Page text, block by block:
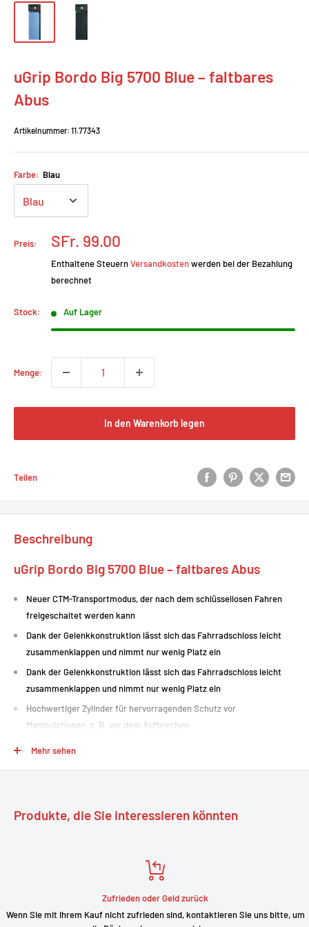
uGrip Bordo Big 5700 Blue – faltbares
Abus
Artikelnummer: 11.77343
Farbe: Blau
Preis:
Prix
réduit
SFr. 99.00
Enthaltene SteuernVersandkostenwerden bei der Bezahlung
berechnet
Stock: Auf Lager
Menge:
In den Warenkorb legen
Teilen
Beschreibung
uGrip Bordo Big 5700 Blue – faltbares Abus
Neuer CTM-Transportmodus, der nach dem schlüssellosen Fahren
freigeschaltet werden kann
Dank der Gelenkkonstruktion lässt sich das Fahrradschloss leicht
zusammenklappen und nimmt nur wenig Platz ein
Dank der Gelenkkonstruktion lässt sich das Fahrradschloss leicht
zusammenklappen und nimmt nur wenig Platz ein
Hochwertiger Zylinder für hervorragenden Schutz vor
Manipulationen, z. B. vor dem Aufbrechen
Marke: Abus
Modell: uGrip Bordo Big 5700
Halterung: mit Halterung SH 5700/100
Mehr sehen
Produkte, die Sie interessieren könnten
Zufrieden oder Geld zurück
Wenn Sie mit Ihrem Kauf nicht zufrieden sind, kontaktieren Sie uns bitte, um